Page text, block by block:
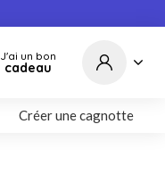
J'ai un bon
cadeau
Créer une cagnotte